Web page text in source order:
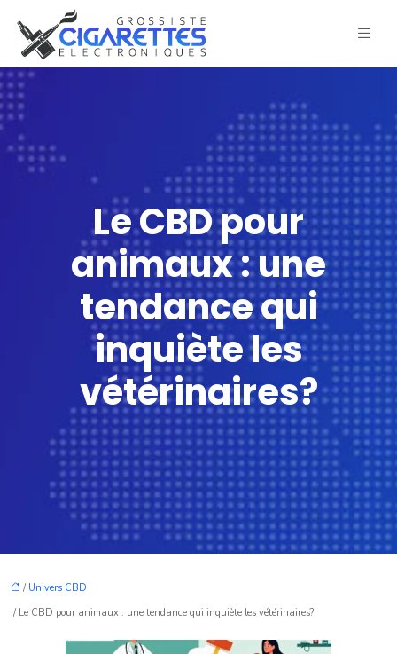
Le CBD pour
animaux : une
tendance qui
inquiète les
vétérinaires?
/ Univers CBD
/ Le CBD pour animaux : une tendance qui inquiète les vétérinaires?